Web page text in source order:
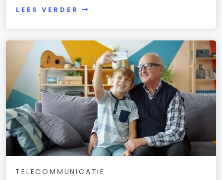
LEES VERDER
TELECOMMUNICATIE